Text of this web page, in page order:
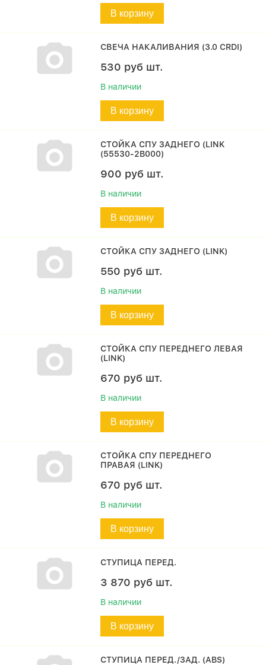
В корзину
СВЕЧА НАКАЛИВАНИЯ (3.0 CRDI)
530 руб шт.
В наличии
В корзину
СТОЙКА СПУ ЗАДНЕГО (LINK
(55530-2B000)
900 руб шт.
В наличии
В корзину
СТОЙКА СПУ ЗАДНЕГО (LINK)
550 руб шт.
В наличии
В корзину
СТОЙКА СПУ ПЕРЕДНЕГО ЛЕВАЯ
(LINK)
670 руб шт.
В наличии
В корзину
СТОЙКА СПУ ПЕРЕДНЕГО
ПРАВАЯ (LINK)
670 руб шт.
В наличии
В корзину
СТУПИЦА ПЕРЕД.
3 870 руб шт.
В наличии
В корзину
СТУПИЦА ПЕРЕД./ЗАД. (ABS)